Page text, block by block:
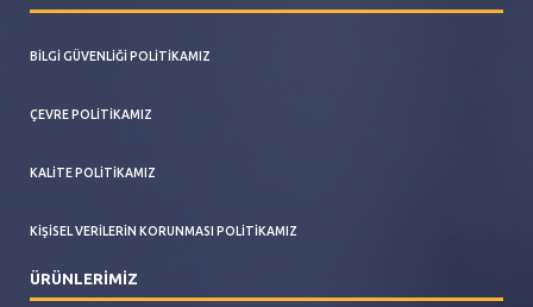
BILGI GÜVENLIĞI POLITIKAMIZ
ÇEVRE POLITIKAMIZ
KALITE POLITIKAMIZ
KIŞISEL VERILERIN KORUNMASI POLITIKAMIZ
ÜRÜNLERİMİZ